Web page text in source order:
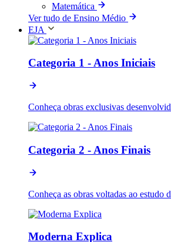
Matemática
Ver tudo de Ensino Médio
EJA
Categoria 1 - Anos Iniciais
Conheça obras exclusivas
Categoria 2 - Anos Finais
Conheça as obras voltadas ao
Moderna Explica